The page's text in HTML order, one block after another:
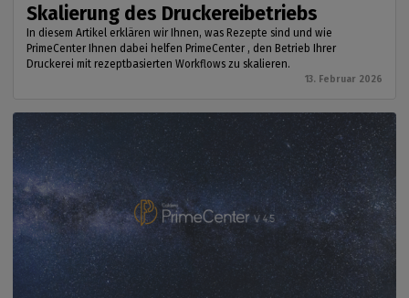
Skalierung des Druckereibetriebs
In diesem Artikel erklären wir Ihnen, was Rezepte sind und wie
PrimeCenter Ihnen dabei helfen PrimeCenter , den Betrieb Ihrer
Druckerei mit rezeptbasierten Workflows zu skalieren.
13. Februar 2026